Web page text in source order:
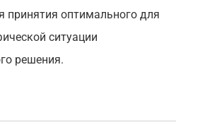
принятия оптимального для
ситуации
решения.